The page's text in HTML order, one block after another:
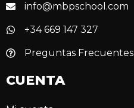
info@mbpschool.com
+34 669 147 327
Preguntas Frecuentes
CUENTA